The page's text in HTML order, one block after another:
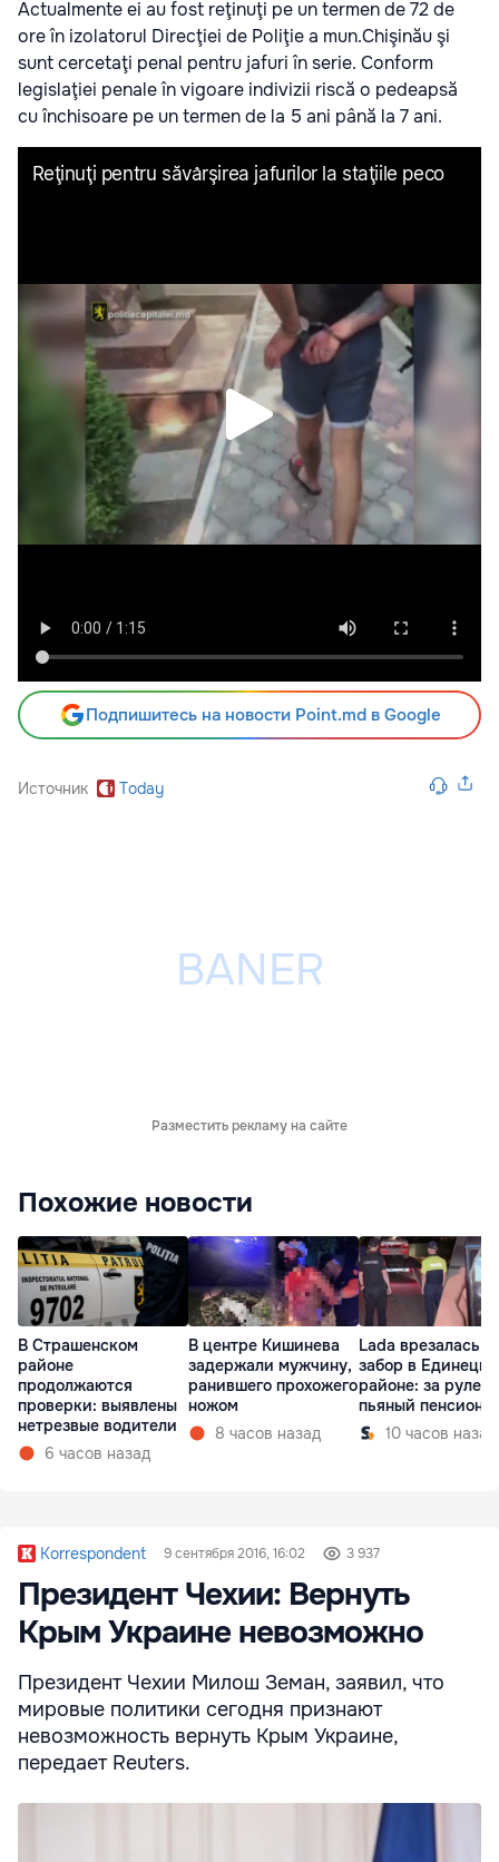
Actualmente ei au fost reţinuţi pe un termen de 72 de
ore în izolatorul Direcţiei de Poliţie a mun.Chişinău şi
sunt cercetaţi penal pentru jafuri în serie. Conform
legislaţiei penale în vigoare indivizii riscă o pedeapsă
cu închisoare pe un termen de la 5 ani până la 7 ani.
Подпишитесь на новости Point.md в Google
Источник Today
Разместить рекламу на сайте
Похожие новости
В Страшенском
районе
продолжаются
проверки: выявлены
нетрезвые водители
6 часов назад
В центре Кишинева
задержали мужчину,
ранившего прохожего
ножом
8 часов назад
Lada врезалась в
забор в
районе: за рулем
пьяный
10 часов назад
Korrespondent 9 сентября 2016, 16:02 3 937
Президент Чехии: Вернуть
Крым Украине невозможно
Президент Чехии Милош Земан, заявил, что
мировые политики сегодня признают
невозможность вернуть Крым Украине,
передает Reuters.